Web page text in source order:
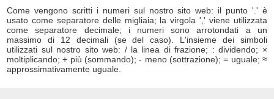
Come vengono scritti i numeri sul nostro sito web: il punto '.' è
usato come separatore delle migliaia; la virgola ',' viene utilizzata
come separatore decimale; i numeri sono arrotondati a un
massimo di 12 decimali (se del caso). L'insieme dei simboli
utilizzati sul nostro sito web: / la linea di frazione; : dividendo; ×
moltiplicando; + più (sommando); - meno (sottrazione); = uguale; ≈
approssimativamente uguale.